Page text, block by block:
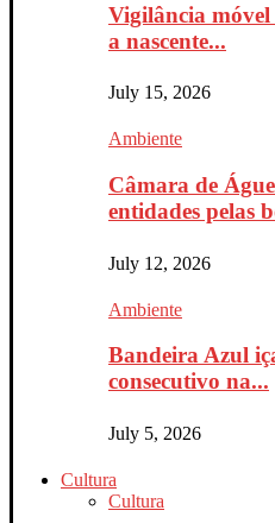
Vigilância móvel
a nascente...
July 15, 2026
Ambiente
Câmara de
entidades pelas
July 12, 2026
Ambiente
Bandeira Azul
consecutivo na...
July 5, 2026
Cultura
Cultura